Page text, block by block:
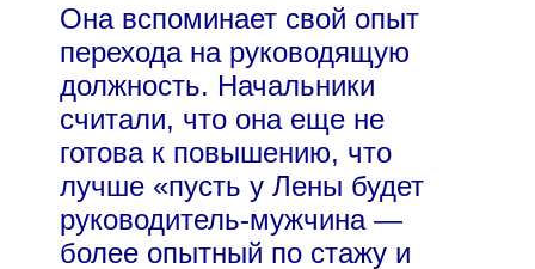
Она вспоминает свой опыт
перехода на руководящую
должность. Начальники
считали, что она еще не
готова к повышению, что
лучше «пусть у Лены будет
руководитель-мужчина —
более опытный по стажу и